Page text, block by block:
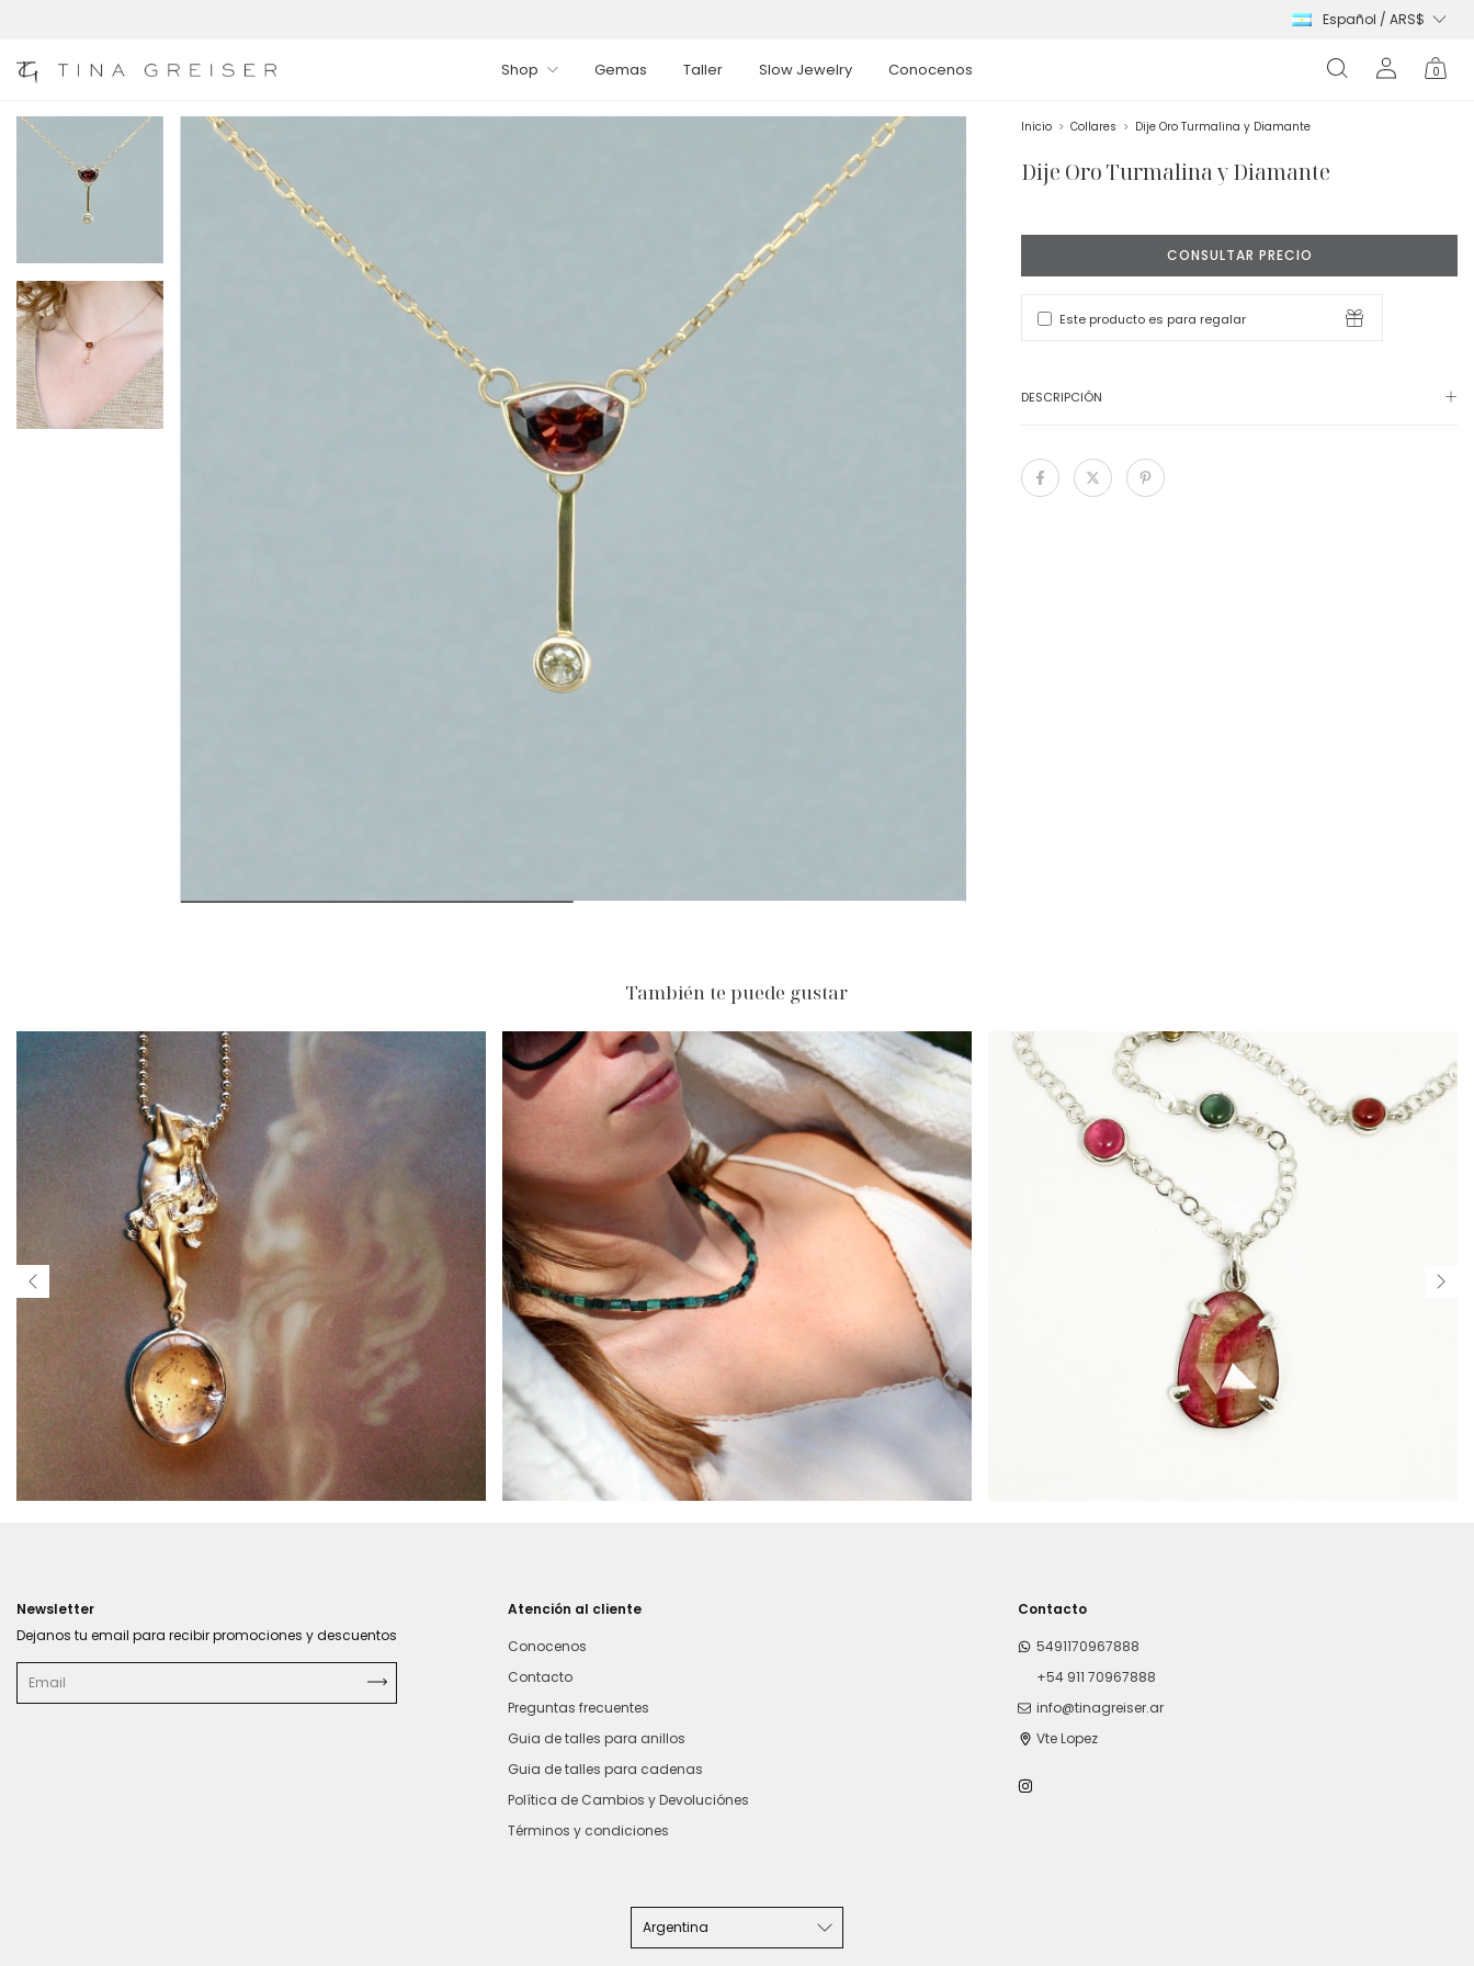
Shop Gemas Taller Slow Jewelry Conocenos 0
Inicio > Collares > Dije Oro Turmalina y Diamante
Dije Oro Turmalina y Diamante
Este producto es para regalar
DESCRIPCIÓN
También te puede gustar
$1.011.780
Newsletter
Dejanos tu email para recibir promociones y descuentos
Atención al cliente
Conocenos
Contacto
Preguntas frecuentes
Guia de talles para anillos
Guia de talles para cadenas
Política de Cambios y Devoluciónes
Términos y condiciones
Contacto
5491170967888
+54 911 70967888
info@tinagreiser.ar
Vte Lopez